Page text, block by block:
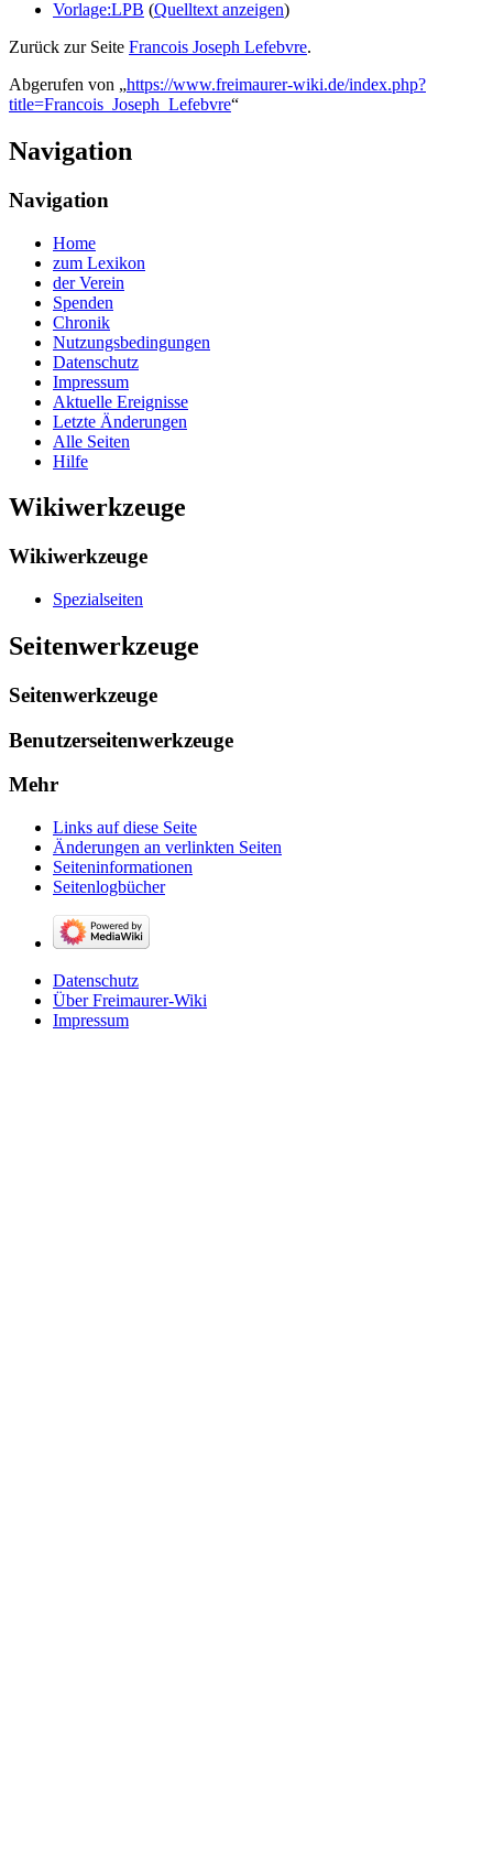
Vorlage:LPB (Quelltext anzeigen)
Zurück zur Seite Francois Joseph Lefebvre.
Abgerufen von „https://www.freimaurer-wiki.de/index.php?
title=Francois_Joseph_Lefebvre“
Navigation
Navigation
Home
zum Lexikon
der Verein
Spenden
Chronik
Nutzungsbedingungen
Datenschutz
Impressum
Aktuelle Ereignisse
Letzte Änderungen
Alle Seiten
Hilfe
Wikiwerkzeuge
Wikiwerkzeuge
Spezialseiten
Seitenwerkzeuge
Seitenwerkzeuge
Benutzerseitenwerkzeuge
Mehr
Links auf diese Seite
Änderungen an verlinkten Seiten
Seiten­­informationen
Seitenlogbücher
Datenschutz
Über Freimaurer-Wiki
Impressum